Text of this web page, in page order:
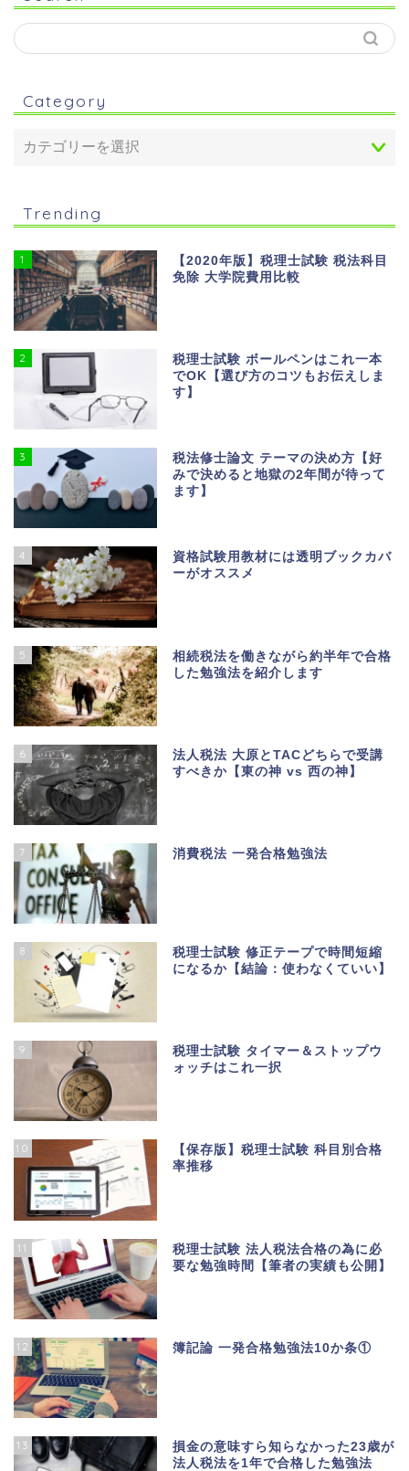
Category
Trending
1
【2020年版】税理士試験 税法科目
免除 大学院費用比較
2
税理士試験 ボールペンはこれ一本
でOK【選び方のコツもお伝えしま
す】
3
税法修士論文 テーマの決め方【好
みで決めると地獄の2年間が待って
ます】
4
資格試験用教材には透明ブックカバ
ーがオススメ
5
相続税法を働きながら約半年で合格
した勉強法を紹介します
6
法人税法 大原とTACどちらで受講
すべきか【東の神 vs 西の神】
7 消費税法 一発合格勉強法
8
税理士試験 修正テープで時間短縮
になるか【結論：使わなくていい】
9
税理士試験 タイマー＆ストップウ
ォッチはこれ一択
10
【保存版】税理士試験 科目別合格
率推移
11
税理士試験 法人税法合格の為に必
要な勉強時間【筆者の実績も公開】
12 簿記論 一発合格勉強法10か条①
13
損金の意味すら知らなかった23歳が
法人税法を1年で合格した勉強法